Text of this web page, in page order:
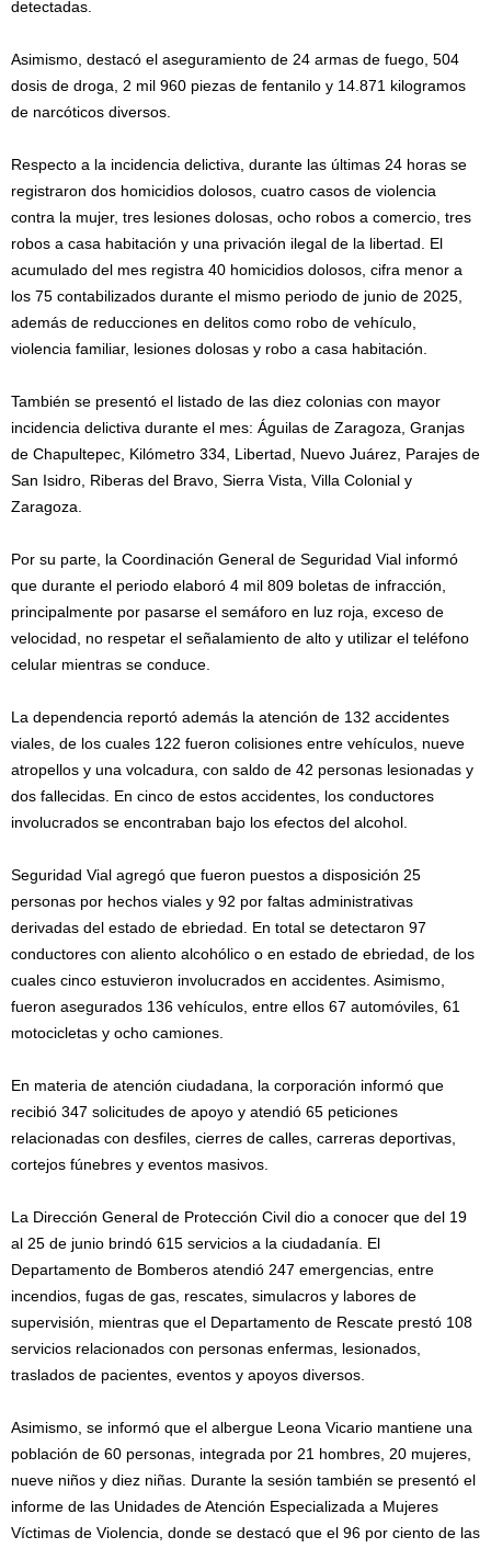
detectadas.
Asimismo, destacó el aseguramiento de 24 armas de fuego, 504
dosis de droga, 2 mil 960 piezas de fentanilo y 14.871 kilogramos
de narcóticos diversos.
Respecto a la incidencia delictiva, durante las últimas 24 horas se
registraron dos homicidios dolosos, cuatro casos de violencia
contra la mujer, tres lesiones dolosas, ocho robos a comercio, tres
robos a casa habitación y una privación ilegal de la libertad. El
acumulado del mes registra 40 homicidios dolosos, cifra menor a
los 75 contabilizados durante el mismo periodo de junio de 2025,
además de reducciones en delitos como robo de vehículo,
violencia familiar, lesiones dolosas y robo a casa habitación.
También se presentó el listado de las diez colonias con mayor
incidencia delictiva durante el mes: Águilas de Zaragoza, Granjas
de Chapultepec, Kilómetro 334, Libertad, Nuevo Juárez, Parajes de
San Isidro, Riberas del Bravo, Sierra Vista, Villa Colonial y
Zaragoza.
Por su parte, la Coordinación General de Seguridad Vial informó
que durante el periodo elaboró 4 mil 809 boletas de infracción,
principalmente por pasarse el semáforo en luz roja, exceso de
velocidad, no respetar el señalamiento de alto y utilizar el teléfono
celular mientras se conduce.
La dependencia reportó además la atención de 132 accidentes
viales, de los cuales 122 fueron colisiones entre vehículos, nueve
atropellos y una volcadura, con saldo de 42 personas lesionadas y
dos fallecidas. En cinco de estos accidentes, los conductores
involucrados se encontraban bajo los efectos del alcohol.
Seguridad Vial agregó que fueron puestos a disposición 25
personas por hechos viales y 92 por faltas administrativas
derivadas del estado de ebriedad. En total se detectaron 97
conductores con aliento alcohólico o en estado de ebriedad, de los
cuales cinco estuvieron involucrados en accidentes. Asimismo,
fueron asegurados 136 vehículos, entre ellos 67 automóviles, 61
motocicletas y ocho camiones.
En materia de atención ciudadana, la corporación informó que
recibió 347 solicitudes de apoyo y atendió 65 peticiones
relacionadas con desfiles, cierres de calles, carreras deportivas,
cortejos fúnebres y eventos masivos.
La Dirección General de Protección Civil dio a conocer que del 19
al 25 de junio brindó 615 servicios a la ciudadanía. El
Departamento de Bomberos atendió 247 emergencias, entre
incendios, fugas de gas, rescates, simulacros y labores de
supervisión, mientras que el Departamento de Rescate prestó 108
servicios relacionados con personas enfermas, lesionados,
traslados de pacientes, eventos y apoyos diversos.
Asimismo, se informó que el albergue Leona Vicario mantiene una
población de 60 personas, integrada por 21 hombres, 20 mujeres,
nueve niños y diez niñas. Durante la sesión también se presentó el
informe de las Unidades de Atención Especializada a Mujeres
Víctimas de Violencia, donde se destacó que el 96 por ciento de las